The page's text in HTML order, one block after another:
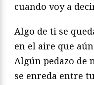
cuando voy a
Algo de ti se
en el aire que
Algún pedazo de
se enreda entre